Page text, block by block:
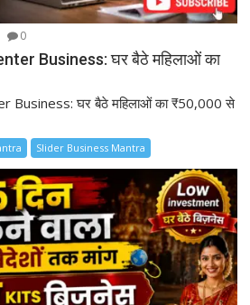
0
Business: घर बैठे महिलाओं का
Business: घर बैठे महिलाओं का ₹50,000 से
Slider Business Mantra